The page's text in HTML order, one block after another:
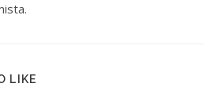
LIKE